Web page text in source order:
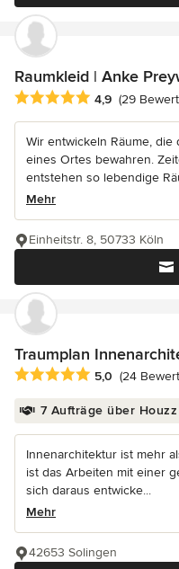
Raumkleid | Anke
Durchschnittliche
4,9 (29
Wir entwickeln Räume,
eines Ortes bewahren.
entstehen so lebendige
Mehr
Einheitstr. 8, 50733 Köln
Traumplan
Durchschnittliche
5,0 (24
7 Aufträge über Houzz
Innenarchitektur ist mehr
ist das Arbeiten mit einer
sich daraus entwicke...
Mehr
42653 Solingen